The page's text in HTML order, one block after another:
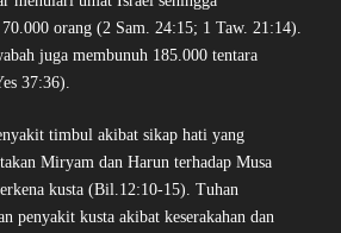
orang (2 Sam. 24:15; 1 Taw. 21:14).
juga membunuh 185.000 tentara
37:36).
timbul akibat sikap hati yang
Miryam dan Harun terhadap Musa
kusta (Bil.12:10-15). Tuhan
penyakit kusta akibat keserakahan dan